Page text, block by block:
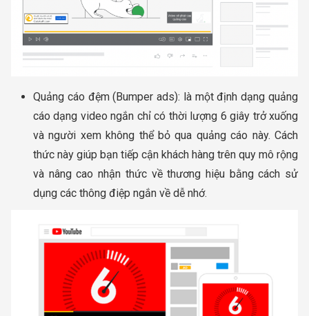
Quảng cáo đệm (Bumper ads): là một định dạng quảng
cáo dạng video ngắn chỉ có thời lượng 6 giây trở xuống
và người xem không thể bỏ qua quảng cáo này. Cách
thức này giúp bạn tiếp cận khách hàng trên quy mô rộng
và nâng cao nhận thức về thương hiệu bằng cách sử
dụng các thông điệp ngắn về dễ nhớ.